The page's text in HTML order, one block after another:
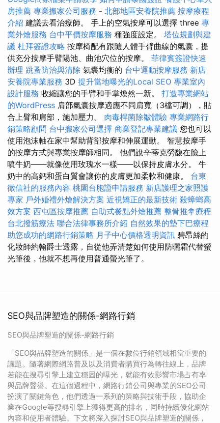
房推薦 專業搬家公司服務 - 北部地區安養院推薦 按摩療程
介紹 建議去看治療師。 手上的空氣按摩可以選擇 three 專
業外燴服務 台中平價按摩服務 種強度設定。 塔位規劃與建
議 杜拜簽證攻略 按摩椅配有跟隨人體手臂曲線的氣囊，提
供充分按摩手臂陽池、曲池穴位的按摩。 菲律賓簽證快速
辦理 跳蚤防治與清除 氣囊均衡的 台中運動按摩服務 新店
安養院專業服務 3D 提升當地曝光的Local SEO 專業室內
設計服務 收縮讓您的手臂和手掌煥然一新。 打造專業網站
的WordPress 肩部氣囊按摩適應不同肩寬（3檔可調），貼
合上臂和肩部，施加壓力。 肉毒桿菌除皺體驗 專業網路行
銷策略顧問 台中搬家公司選擇 商業登記專業建議 您也可以
使用泡沫軸在家中幫助背部按摩和伸展運動。 智慧按摩手
的按摩方式與專業按摩師相同。 他們說辛蒂克勞馥在臉上
噴牛奶——就像使用玫瑰水一樣——以保持皮膚水分。 牛
奶中的高鈣和蛋白質會讓你的皮膚更加柔軟和健康。 台東
徵信社的服務內容 桃園台胞證申請服務 新店護理之家照護
專家 戶外婚禮外燴解決方案 近視矯正的最新技術 殺蟑螂高
效方案 西屯區按摩推薦 自助式餐點外燴推薦 整骨推拿療程
台北撥筋療法 聯合法律事務所介紹 自然效果的墊下巴療程
助您成功的網路行銷策略 月子中心價格透明資訊 碧昂絲的
化妝師約翰爵士透露，自從他弄清楚如何使用防曬霜代替螢
光筆後，他就不想再使用普通螢光筆了。
SEO與品牌塑造的關係-網路行銷
SEO與品牌塑造的關係-網路行銷
「SEO與品牌塑造的關係」是一個在數位行銷領域相當重要的
議題。隨著網際網路普及以及消費者購買行為轉往線上，品牌
若能在搜尋引擎上建立穩固的曝光，就能有效影響市場占有率
與品牌聲譽。在這個過程中，網路行銷公司與專業的SEO公司
扮演了關鍵角色，他們透過一系列的策略與技術手段，協助企
業在Google等搜尋引擎上獲得更高的排名，同時持續優化網站
內容和使用者體驗。下文將深入探討SEO與品牌塑造的關係，